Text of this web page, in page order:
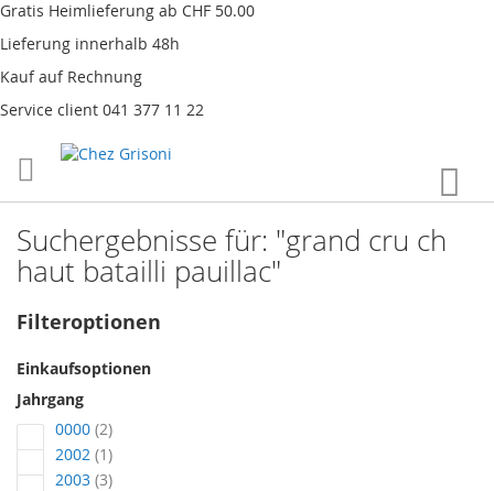
Gratis Heimlieferung ab CHF 50.00
Lieferung innerhalb 48h
Kauf auf Rechnung
Service client 041 377 11 22
Inhalt
Suchergebnisse für: "grand cru ch
haut batailli pauillac"
Filteroptionen
Einkaufsoptionen
Jahrgang
0000 2Artikel
2002 1Artikel
2003 3Artikel